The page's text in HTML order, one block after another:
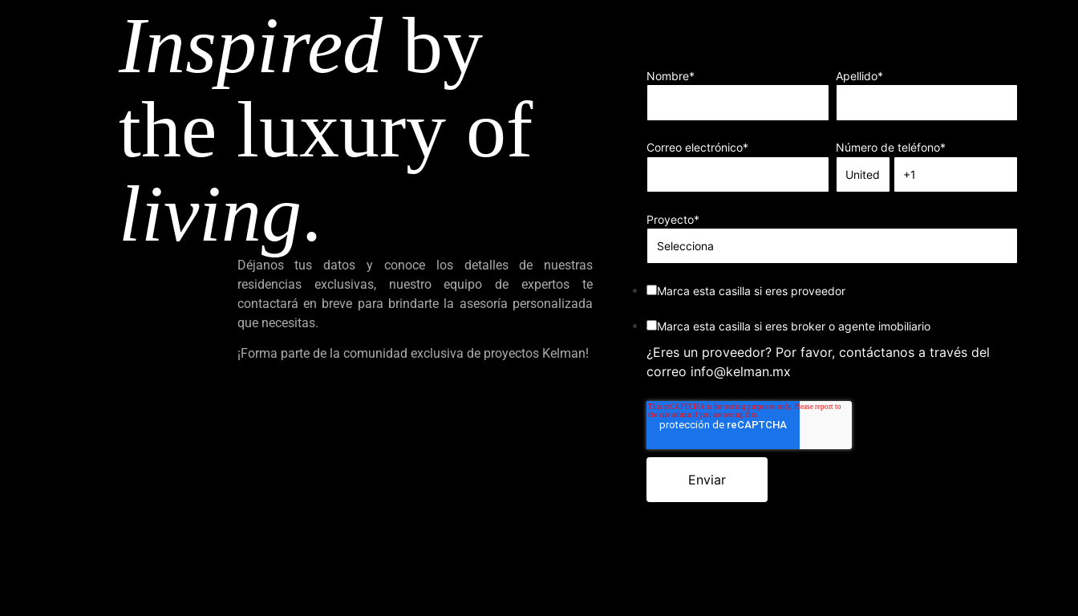
Inspiredby
the luxury of
living.
Déjanos tus datos y conoce los detalles de nuestras
residencias exclusivas, nuestro equipo de expertos te
contactará en breve para brindarte la asesoría personalizada
que necesitas.
¡Forma parte de la comunidad exclusiva de proyectos Kelman!
Nombre* Apellido*
Correo electrónico* Número de teléfono*
Proyecto*
Marca esta casilla si eres proveedor
Marca esta casilla si eres broker o agente imobiliario
¿Eres un proveedor? Por favor, contáctanos a través del
correo info@kelman.mx